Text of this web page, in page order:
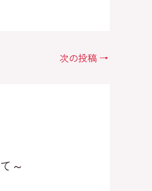
次の投稿 →
～